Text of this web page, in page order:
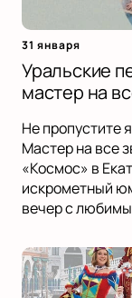
31 января
Уральские
мастер на
Не пропустите
Мастер на все
«Космос» в
искрометный
вечер с